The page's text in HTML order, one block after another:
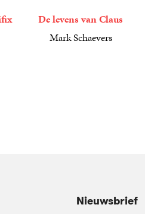
De levens van Claus
Mark Schaevers
Nieuwsbrief